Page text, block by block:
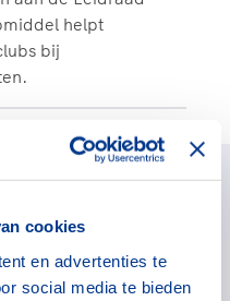
cookies
en advertenties te
social media te bieden
helpt
bij